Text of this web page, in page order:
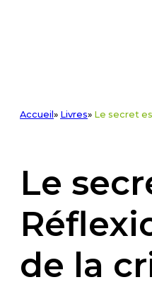
Accueil » Livres» Le secret
Le
de la